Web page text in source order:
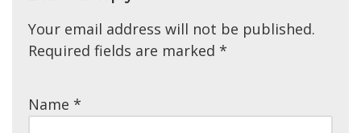
Your email address will not be published.
Required fields are marked *
Name *